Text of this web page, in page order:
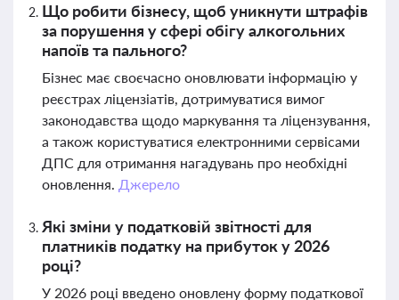
Що робити бізнесу, щоб уникнути штрафів
за порушення у сфері обігу алкогольних
напоїв та пального?
Бізнес має своєчасно оновлювати інформацію у
реєстрах ліцензіатів, дотримуватися вимог
законодавства щодо маркування та ліцензування,
а також користуватися електронними сервісами
ДПС для отримання нагадувань про необхідні
оновлення. Джерело
Які зміни у податковій звітності для
платників податку на прибуток у 2026
році?
У 2026 році введено оновлену форму податкової